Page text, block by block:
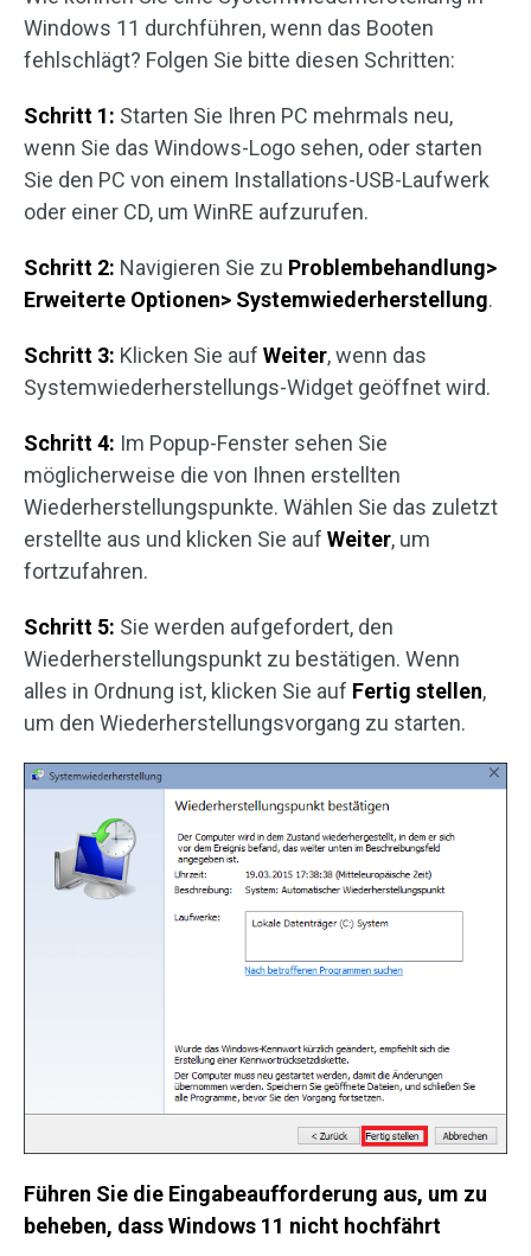
Windows 11 durchführen, wenn das Booten
fehlschlägt? Folgen Sie bitte diesen Schritten:
Schritt 1: Starten Sie Ihren PC mehrmals neu,
wenn Sie das Windows-Logo sehen, oder starten
Sie den PC von einem Installations-USB-Laufwerk
oder einer CD, um WinRE aufzurufen.
Schritt 2: Navigieren Sie zu Problembehandlung>
Erweiterte Optionen> Systemwiederherstellung.
Schritt 3: Klicken Sie auf Weiter, wenn das
Systemwiederherstellungs-Widget geöffnet wird.
Schritt 4: Im Popup-Fenster sehen Sie
möglicherweise die von Ihnen erstellten
Wiederherstellungspunkte. Wählen Sie das zuletzt
erstellte aus und klicken Sie auf Weiter, um
fortzufahren.
Schritt 5: Sie werden aufgefordert, den
Wiederherstellungspunkt zu bestätigen. Wenn
alles in Ordnung ist, klicken Sie auf Fertig stellen,
um den Wiederherstellungsvorgang zu starten.
Führen Sie die Eingabeaufforderung aus, um zu
beheben, dass Windows 11 nicht hochfährt